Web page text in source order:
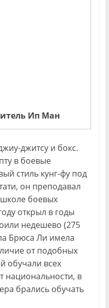
Ип Ман
джитсу и бокс.
в боевые
стиль кунг-фу под
он преподавал
школе боевых
открыл в годы
недешево (275
Брюса Ли имела
от подобных
обучали всех
национальности, в
брались обучать